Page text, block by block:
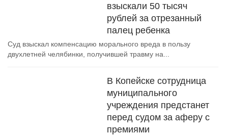
взыскали 50 тысяч
рублей за отрезанный
палец ребенка
Суд взыскал компенсацию морального вреда в пользу
двухлетней челябинки, получившей травму на...
В Копейске сотрудница
муниципального
учреждения предстанет
перед судом за аферу с
премиями